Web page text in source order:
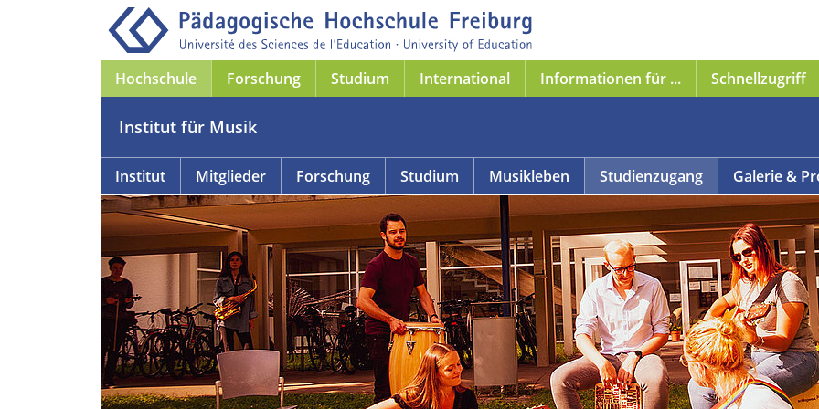
Hochschule Forschung Studium International Informationen für ... Schnellzugriff
Institut für Musik
Institut Mitglieder Forschung Studium Musikleben Studienzugang Galerie &